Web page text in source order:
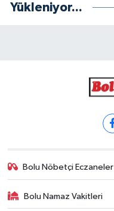
Yükleniyor...
Bolu Nöbetçi Eczaneler
Bolu Namaz Vakitleri